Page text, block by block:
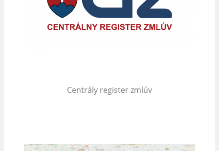
Centrály register zmlúv